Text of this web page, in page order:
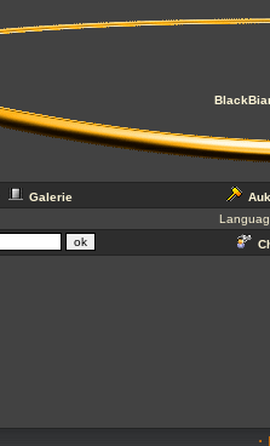
Galerie